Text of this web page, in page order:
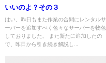
いいのよ？その３
はい、昨日もまた作業の合間にレンタルサ
ーバーを追加すべく色々なサーバーを物色
しておりました。 また新たに追加したの
で、昨日から引き続き解説し...